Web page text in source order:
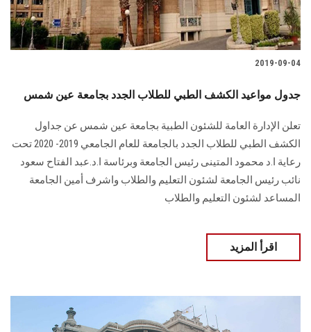
2019-09-04
جدول مواعيد الكشف الطبي للطلاب الجدد بجامعة عين شمس
تعلن الإدارة العامة للشئون الطبية بجامعة عين شمس عن جداول
الكشف الطبي للطلاب الجدد بالجامعة للعام الجامعي 2019- 2020 تحت
رعاية ا.د محمود المتينى رئيس الجامعة وبرئاسة ا.د.عبد الفتاح سعود
نائب رئيس الجامعة لشئون التعليم والطلاب واشرف أمين الجامعة
المساعد لشئون التعليم والطلاب
اقرأ المزيد